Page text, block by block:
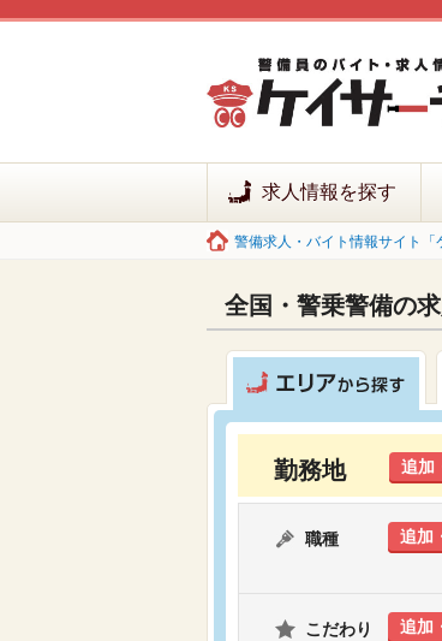
求人情報を探す
警備求人・バイト情報サイト「
全国・警乗警備の
勤務地 追加
職種 追加
こだわり 追加